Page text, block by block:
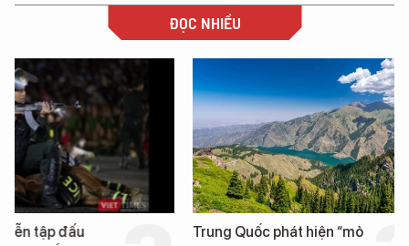
ĐỌC NHIỀU
Trung Quốc phát hiện “mỏ
Loạt dự án bất động